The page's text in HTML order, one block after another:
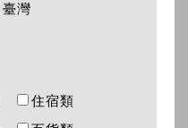
臺灣
住宿類